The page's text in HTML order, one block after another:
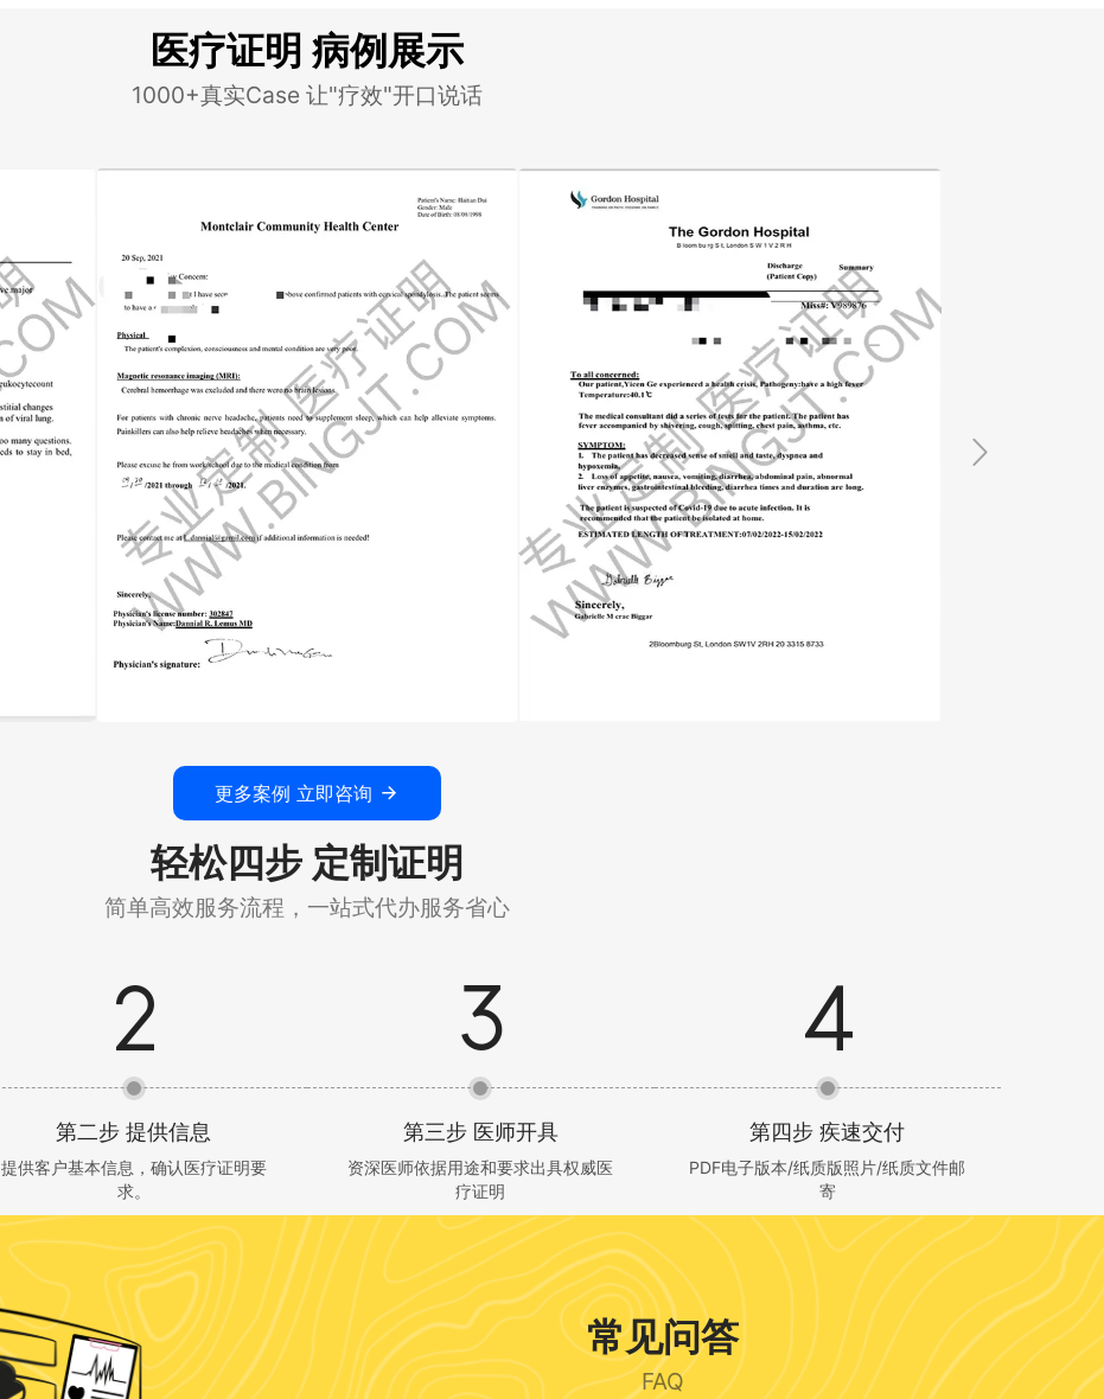
医疗证明 病例展示
1000+真实Case 让"疗效"开口说话
更多案例 立即咨询
轻松四步 定制证明
简单高效服务流程，一站式代办服务省心
第二步 提供信息
提供客户基本信息，确认医疗证明要
求。
第三步 医师开具
资深医师依据用途和要求出具权威医
疗证明
第四步 疾速交付
PDF电子版本/纸质版照片/纸质文件邮
寄
常见问答
FAQ